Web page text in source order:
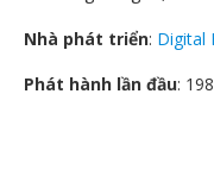
Nhà phát triển: Digital
Phát hành lần đầu: